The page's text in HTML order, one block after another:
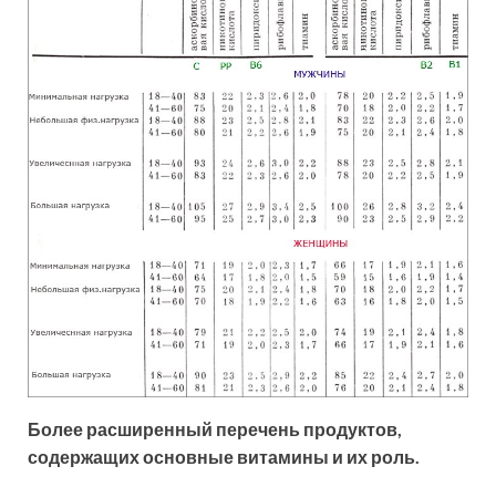
Более расширенный перечень продуктов,
содержащих основные витамины и их роль.